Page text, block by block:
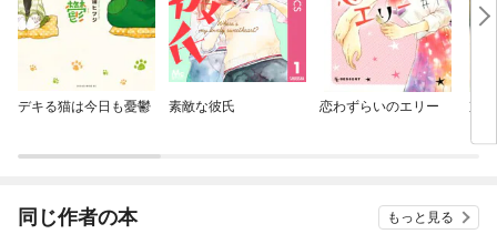
デキる猫は今日も憂鬱 素敵な彼氏 恋わずらいのエリー
京
同じ作者の本 もっと見る